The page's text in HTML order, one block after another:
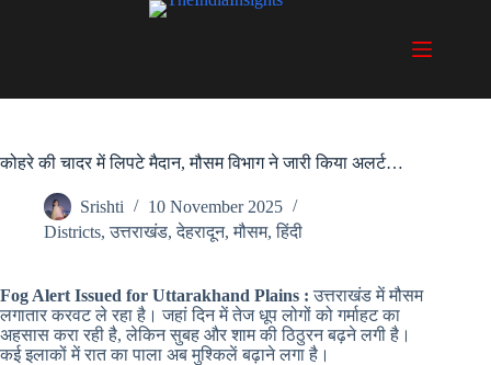
कोहरे की चादर में लिपटे मैदान, मौसम विभाग ने जारी किया अलर्ट…
Srishti
10 November 2025
Districts,उत्तराखंड,देहरादून,मौसम,हिंदी
Fog Alert Issued for Uttarakhand Plains : उत्तराखंड में मौसम
लगातार करवट ले रहा है। जहां दिन में तेज धूप लोगों को गर्माहट का
अहसास करा रही है, लेकिन सुबह और शाम की ठिठुरन बढ़ने लगी है।
कई इलाकों में रात का पाला अब मुश्किलें बढ़ाने लगा है।